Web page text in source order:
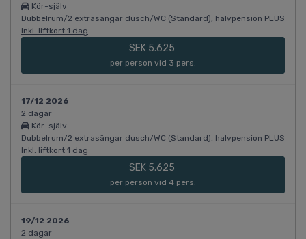
Kör-själv
Dubbelrum/2 extrasängar dusch/WC (Standard), halvpension PLUS
Inkl. liftkort 1 dag
SEK 5.625
per person vid 3 pers.
17/12 2026
2 dagar
Kör-själv
Dubbelrum/2 extrasängar dusch/WC (Standard), halvpension PLUS
Inkl. liftkort 1 dag
SEK 5.625
per person vid 4 pers.
19/12 2026
2 dagar